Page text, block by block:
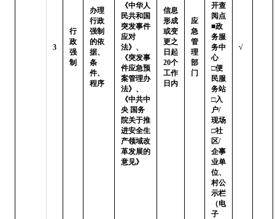
3
行
政
强
制
办理
行政
强制
的依
据、
条
件、
程序
《中华人
民共和国
突发事件
应对
法》、
《突发事
件应急预
案管理办
法》、
《中共中
央 国务
院关于推
进安全生
产领域改
革发展的
意见》
信息
形成
或变
更之
日起
20个
工作
日内
应
急
管
理
部
门
开查
阅点
■政
务服
务中
心
□便
民服
务站
□入
户/
现场
□社
区/
企事
业单
位、
村公
示栏
（电
子
√